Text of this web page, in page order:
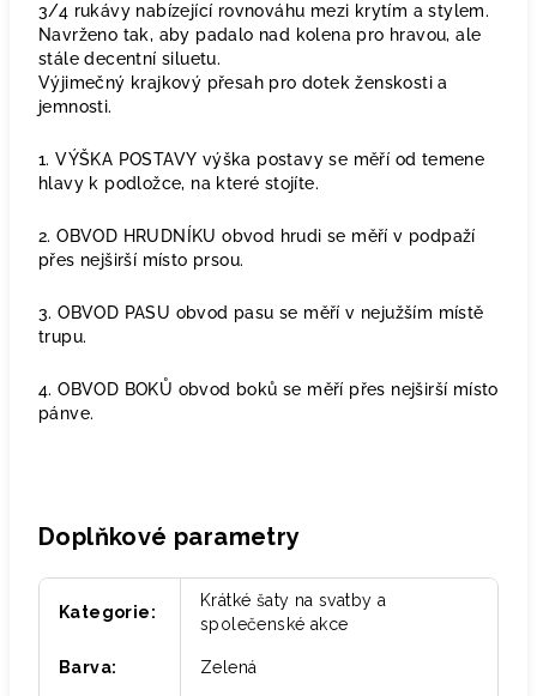
3/4 rukávy nabízející rovnováhu mezi krytím a stylem.
Navrženo tak, aby padalo nad kolena pro hravou, ale
stále decentní siluetu.
Výjimečný krajkový přesah pro dotek ženskosti a
jemnosti.
1. VÝŠKA POSTAVY výška postavy se měří od temene
hlavy k podložce, na které stojíte.
2. OBVOD HRUDNÍKU obvod hrudi se měří v podpaží
přes nejširší místo prsou.
3. OBVOD PASU obvod pasu se měří v nejužším místě
trupu.
4. OBVOD BOKŮ obvod boků se měří přes nejširší místo
pánve.
Doplňkové parametry
Kategorie:
Krátké šaty na svatby a
společenské akce
Barva: Zelená